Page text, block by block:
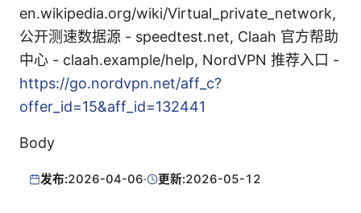
en.wikipedia.org/wiki/Virtual_private_network,
公开测速数据源 - speedtest.net, Claah 官方帮助
中心 - claah.example/help, NordVPN 推荐入口 -
https://go.nordvpn.net/aff_c?
offer_id=15&aff_id=132441
Body
发布:2026-04-06· 更新:2026-05-12